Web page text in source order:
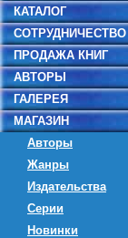
КАТАЛОГ
СОТРУДНИЧЕСТВО
ПРОДАЖА КНИГ
АВТОРЫ
ГАЛЕРЕЯ
МАГАЗИН
Авторы
Жанры
Издательства
Серии
Новинки